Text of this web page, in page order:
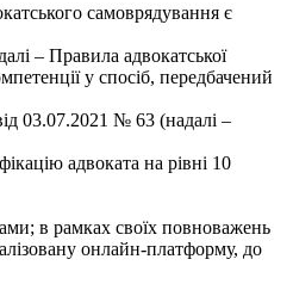
самоврядування є
– Правила адвокатської
у спосіб, передбачений
03.07.2021 № 63 (надалі –
адвоката на рівні 10
в рамках своїх повноважень
онлайн-платформу, до